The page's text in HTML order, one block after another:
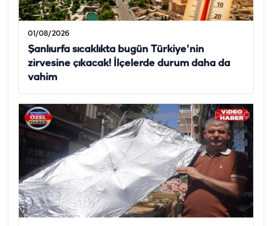
01/08/2026
Şanlıurfa sıcaklıkta bugün Türkiye'nin
zirvesine çıkacak! İlçelerde durum daha da
vahim